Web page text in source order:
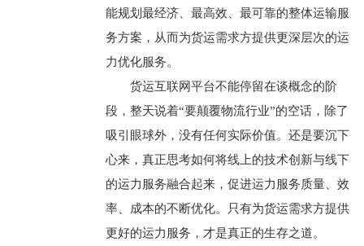
能规划最经济、最高效、最可靠的整体运输服
务方案，从而为货运需求方提供更深层次的运
力优化服务。
货运互联网平台不能停留在谈概念的阶
段，整天说着“要颠覆物流行业”的空话，除了
吸引眼球外，没有任何实际价值。还是要沉下
心来，真正思考如何将线上的技术创新与线下
的运力服务融合起来，促进运力服务质量、效
率、成本的不断优化。只有为货运需求方提供
更好的运力服务，才是真正的生存之道。